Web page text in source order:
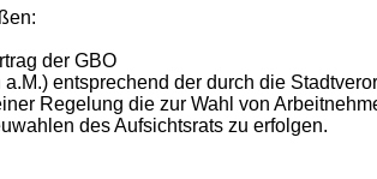
der GBO
entsprechend der durch die
Regelung die zur Wahl von
des Aufsichtsrats zu erfolgen.